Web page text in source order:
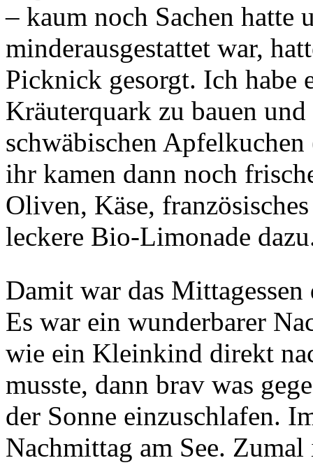
– kaum noch Sachen hatte
minderausgestattet war,
Picknick gesorgt. Ich habe
Kräuterquark zu bauen
schwäbischen
ihr kamen dann noch
Oliven, Käse,
leckere Bio-Limonade
Damit war das Mittagessen
Es war ein wunderbarer
wie ein Kleinkind direkt
musste, dann brav was
der Sonne einzuschlafen.
Nachmittag am See.